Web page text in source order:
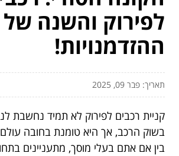
לפירוק והשנה של
ההזדמנויות!
תאריך: פבר 09, 2025
קניית רכבים לפירוק לא תמיד נחשבת
בשוק הרכב, אך היא טומנת בחובה עולם
בין אם אתם בעלי מוסך, מתעניינים